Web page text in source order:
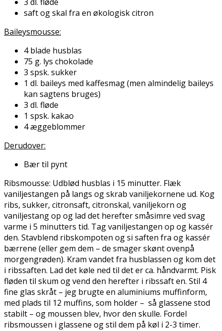
saft og skal fra en økologisk citron
Baileysmousse:
4 blade husblas
75 g. lys chokolade
3 spsk. sukker
1 dl. baileys med kaffesmag (men almindelig baileys
kan sagtens bruges)
3 dl. fløde
1 spsk. kakao
4 æggeblommer
Derudover:
Bær til pynt
Ribsmousse: Udblød husblas i 15 minutter. Flæk
vaniljestangen på langs og skrab vaniljekornene ud. Kog
ribs, sukker, citronsaft, citronskal, vaniljekorn og
vaniljestang op og lad det herefter småsimre ved svag
varme i 5 minutters tid. Tag vaniljestangen op og kassér
den. Stavblend ribskompoten og si saften fra og kassér
bærrene (eller gem dem – de smager skønt ovenpå
morgengrøden). Kram vandet fra husblassen og kom det
i ribssaften. Lad det køle ned til det er ca. håndvarmt. Pisk
fløden til skum og vend den herefter i ribssaft en. Stil 4
fine glas skråt – jeg brugte en aluminiums muffinform,
med plads til 12 muffins, som holder – så glassene stod
stabilt – og moussen blev, hvor den skulle. Fordel
ribsmoussen i glassene og stil dem på køl i 2-3 timer.